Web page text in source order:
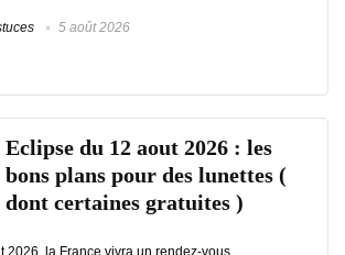
5 août 2026
Eclipse du 12 aout 2026 : les
bons plans pour des lunettes (
dont certaines gratuites )
2026, la France vivra un rendez-vous